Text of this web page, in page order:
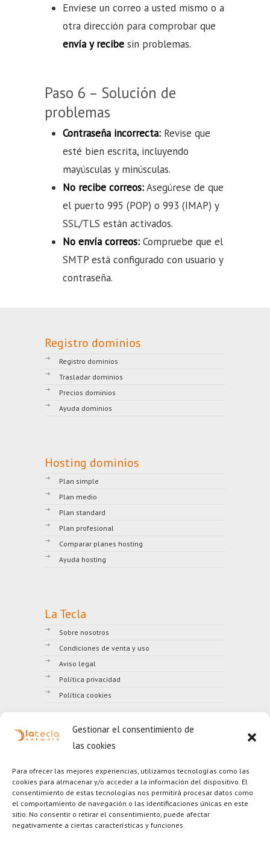
Gestionar el consentimiento de
las cookies
Para ofrecer las mejores experiencias, utilizamos tecnologías como las
cookies para almacenar y/o acceder a la información del dispositivo. El
consentimiento de estas tecnologías nos permitirá procesar datos como
el comportamiento de navegación o las identificaciones únicas en este
sitio. No consentir o retirar el consentimiento, puede afectar
negativamente a ciertas características y funciones.
Envíese un correo a usted mismo o a
otra dirección para comprobar que
envía y recibe sin problemas.
Paso 6 – Solución de
problemas
Contraseña incorrecta: Revise que
esté bien escrita, incluyendo
mayúsculas y minúsculas.
No recibe correos:Asegúrese de que
el puerto 995 (POP) o 993 (IMAP) y
SSL/TLS están activados.
No envía correos: Compruebe que el
SMTP está configurado con usuario y
contraseña.
Registro dominios
Registro dominios
Trasladar dominios
Precios dominios
Ayuda dominios
Hosting dominios
Plan simple
Plan medio
Plan standard
Plan profesional
Comparar planes hosting
Ayuda hosting
La Tecla
Sobre nosotros
Condiciones de venta y uso
Aviso legal
Política privacidad
Política cookies
LA TECLA NETWORK, SL
(+34) 902 026 860
Contactar |Ayuda
Los precios refenciados en la web no incluyen el IVA.